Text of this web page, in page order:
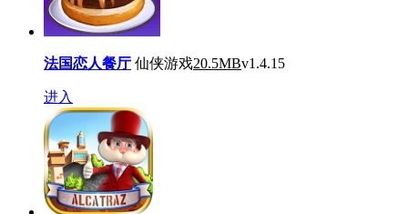
法国恋人餐厅 仙侠游戏20.5MBv1.4.15
进入